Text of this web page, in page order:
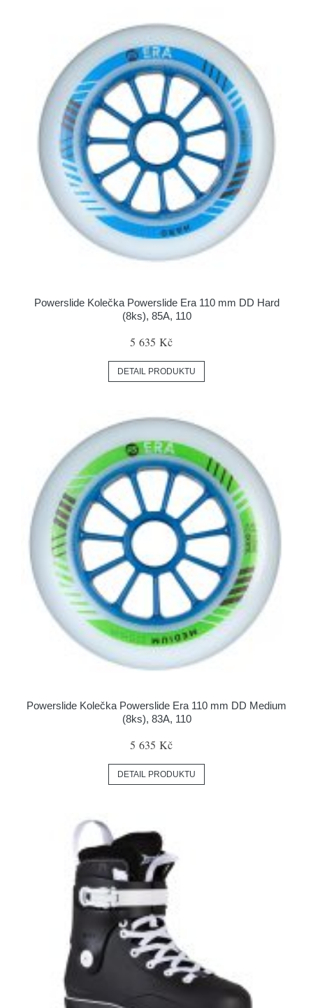
Powerslide Kolečka Powerslide Era 110 mm DD Hard
(8ks), 85A, 110
5 635 Kč
DETAIL PRODUKTU
Powerslide Kolečka Powerslide Era 110 mm DD Medium
(8ks), 83A, 110
5 635 Kč
DETAIL PRODUKTU